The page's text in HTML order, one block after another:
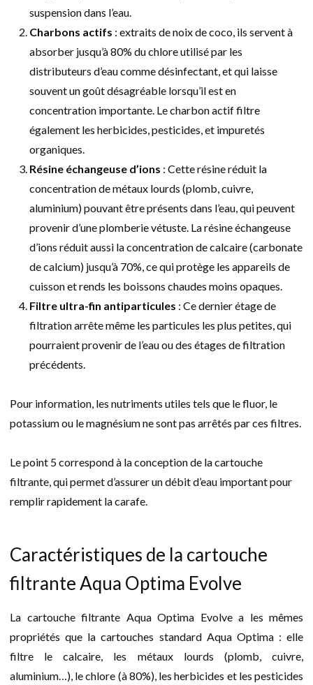
suspension dans l’eau.
Charbons actifs : extraits de noix de coco, ils servent à
absorber jusqu’à 80% du chlore utilisé par les
distributeurs d’eau comme désinfectant, et qui laisse
souvent un goût désagréable lorsqu’il est en
concentration importante. Le charbon actif filtre
également les herbicides, pesticides, et impuretés
organiques.
Résine échangeuse d’ions : Cette résine réduit la
concentration de métaux lourds (plomb, cuivre,
aluminium) pouvant être présents dans l’eau, qui peuvent
provenir d’une plomberie vétuste. La résine échangeuse
d’ions réduit aussi la concentration de calcaire (carbonate
de calcium) jusqu’à 70%, ce qui protège les appareils de
cuisson et rends les boissons chaudes moins opaques.
Filtre ultra-fin antiparticules : Ce dernier étage de
filtration arrête même les particules les plus petites, qui
pourraient provenir de l’eau ou des étages de filtration
précédents.
Pour information, les nutriments utiles tels que le fluor, le
potassium ou le magnésium ne sont pas arrêtés par ces filtres.
Le point 5 correspond à la conception de la cartouche
filtrante, qui permet d’assurer un débit d’eau important pour
remplir rapidement la carafe.
Caractéristiques de la cartouche
filtrante Aqua Optima Evolve
La cartouche filtrante Aqua Optima Evolve a les mêmes
propriétés que la cartouches standard Aqua Optima : elle
filtre le calcaire, les métaux lourds (plomb, cuivre,
aluminium…), le chlore (à 80%), les herbicides et les pesticides